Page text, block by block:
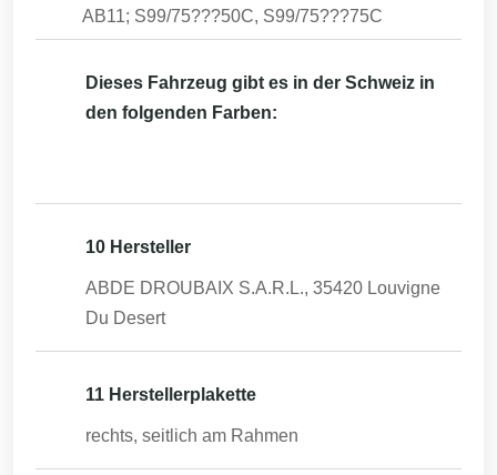
AB11; S99/75???50C, S99/75???75C
Dieses Fahrzeug gibt es in der Schweiz in
den folgenden Farben:
10 Hersteller
ABDE DROUBAIX S.A.R.L., 35420 Louvigne
Du Desert
11 Herstellerplakette
rechts, seitlich am Rahmen